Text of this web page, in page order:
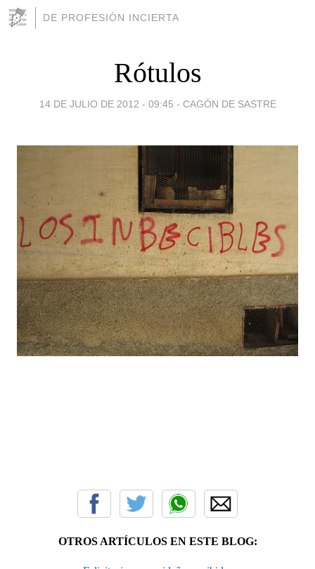
DE PROFESIÓN INCIERTA
Rótulos
14 DE JULIO DE 2012 - 09:45 - CAGÓN DE SASTRE
OTROS ARTÍCULOS EN ESTE BLOG: